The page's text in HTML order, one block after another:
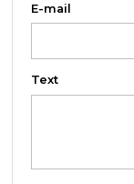
E-mail
Text